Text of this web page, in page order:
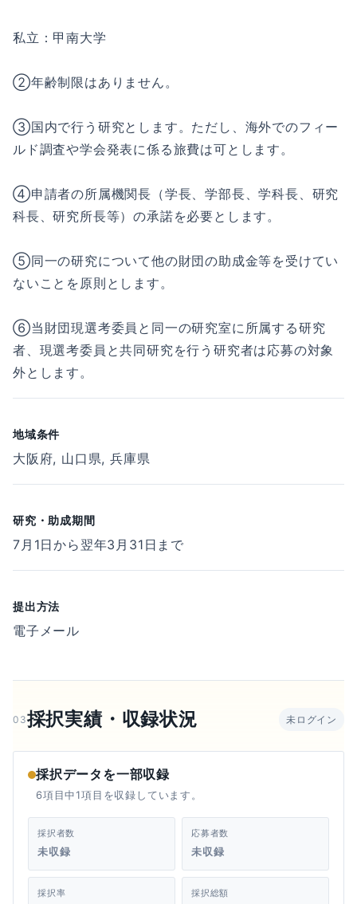
私⽴：甲南⼤学
②年齢制限はありません。
③国内で⾏う研究とします。ただし、海外でのフィー
ルド調査や学会発表に係る旅費は可とします。
④申請者の所属機関⻑（学⻑、学部⻑、学科⻑、研究
科⻑、研究所⻑等）の承諾を必要とします。
⑤同⼀の研究について他の財団の助成⾦等を受けてい
ないことを原則とします。
⑥当財団現選考委員と同⼀の研究室に所属する研究
者、現選考委員と共同研究を⾏う研究者は応募の対象
外とします。
地域条件
大阪府, 山口県, 兵庫県
研究・助成期間
7⽉1⽇から翌年3⽉31⽇まで
提出方法
電子メール
03採択実績・収録状況 未ログイン
採択データを一部収録
6項目中1項目を収録しています。
採択者数
未収録
応募者数
未収録
採択率 採択総額